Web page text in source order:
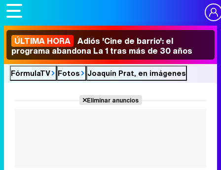
ÚLTIMA HORA Adiós 'Cine de barrio': el
programa abandona La 1 tras más de 30 años
FórmulaTV Fotos Joaquín Prat, en imágenes
Eliminar anuncios